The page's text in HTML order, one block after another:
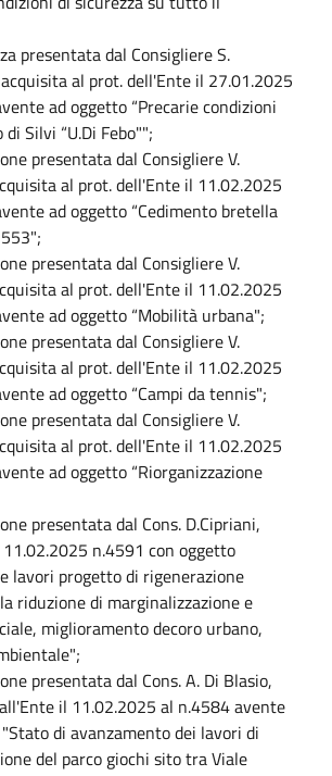
presentata dal Consigliere S.
al prot. dell'Ente il 27.01.2025
ad oggetto “Precarie condizioni
Silvi “U.Di Febo"";
presentata dal Consigliere V.
al prot. dell'Ente il 11.02.2025
ad oggetto “Cedimento bretella
presentata dal Consigliere V.
al prot. dell'Ente il 11.02.2025
ad oggetto “Mobilità urbana";
presentata dal Consigliere V.
al prot. dell'Ente il 11.02.2025
ad oggetto “Campi da tennis";
presentata dal Consigliere V.
al prot. dell'Ente il 11.02.2025
ad oggetto “Riorganizzazione
presentata dal Cons. D.Cipriani,
n.4591 con oggetto
lavori progetto di rigenerazione
riduzione di marginalizzazione e
miglioramento decoro urbano,
presentata dal Cons. A. Di Blasio,
il 11.02.2025 al n.4584 avente
di avanzamento dei lavori di
del parco giochi sito tra Viale